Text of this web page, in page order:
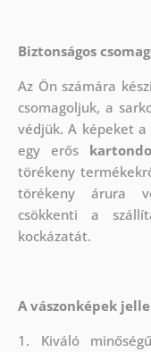
Biztonságos
Az Ön számára
csomagoljuk, a
védjük.A képeket a
egy erős
törékeny
törékeny árura
csökkenti a
kockázatát.
A vászonképek
1. Kiváló